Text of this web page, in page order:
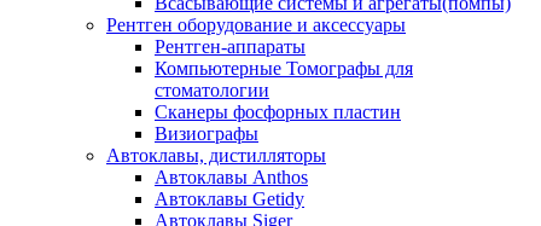
Рентген оборудование и аксессуары
Рентген-аппараты
Компьютерные Томографы для
стоматологии
Сканеры фосфорных пластин
Визиографы
Автоклавы, дистилляторы
Автоклавы Anthos
Автоклавы Getidy
Автоклавы Siger